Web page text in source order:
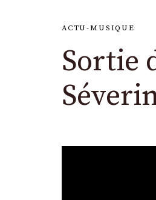
ACTU-MUSIQUE
Sortie